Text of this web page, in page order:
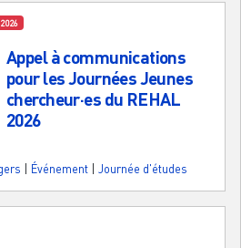
Appel à communications
pour les Journées Jeunes
chercheur·es du REHAL
2026
Événement Journée d'études